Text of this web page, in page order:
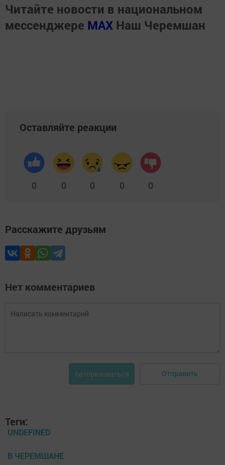
Читайте новости в национальном
мессенджере MАХ Наш Черемшан
Оставляйте реакции
0 0 0 0 0
Расскажите друзьям
Нет комментариев
Авторизоваться Отправить
Теги:
UNDEFINED
В ЧЕРЕМШАНЕ